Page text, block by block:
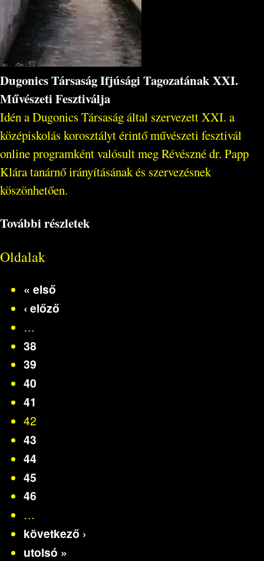
Dugonics Társaság Ifjúsági Tagozatának XXI.
Művészeti Fesztiválja
Idén a Dugonics Társaság által szervezett XXI. a
középiskolás korosztályt érintő művészeti fesztivál
online programként valósult meg Révészné dr. Papp
Klára tanárnő irányításának és szervezésnek
köszönhetően.
További részletek
Oldalak
« első
‹ előző
…
38
39
40
41
42
43
44
45
46
…
következő ›
utolsó »